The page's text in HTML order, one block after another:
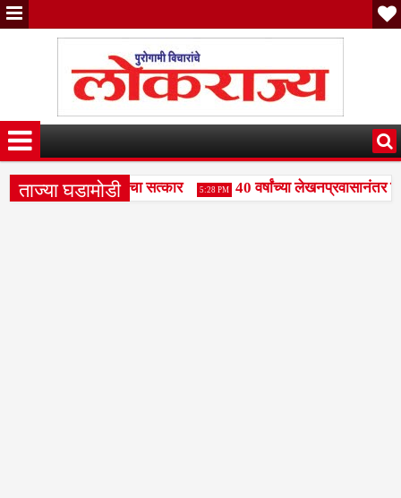
ताज्या घडामोडी
दुधगावकर यांचा सत्कार 5:28 PM
40 वर्षांच्या लेखनप्रवासानंतर